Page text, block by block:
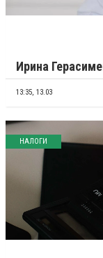
Ирина
13:35, 13.03
НАЛОГИ